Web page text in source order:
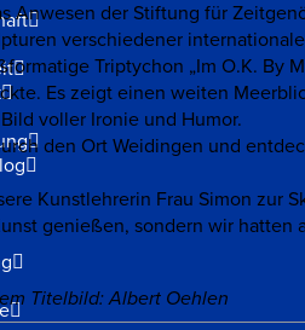
Anwesen der Stiftung für
verschiedener
Triptychon „Im O.K. By
Es zeigt einen weiten
voller Ironie und Humor.
den Ort Weidingen und
Kunstlehrerin Frau Simon zur
genießen, sondern wir
Titelbild: Albert Oehlen